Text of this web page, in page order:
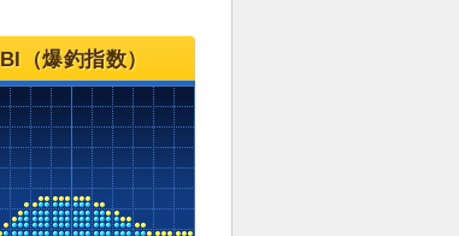
BI（爆釣指数）